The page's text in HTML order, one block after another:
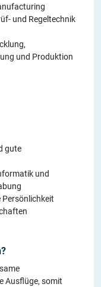
und Regeltechnik
und Produktion
gute
und
Persönlichkeit
Ausflüge, somit